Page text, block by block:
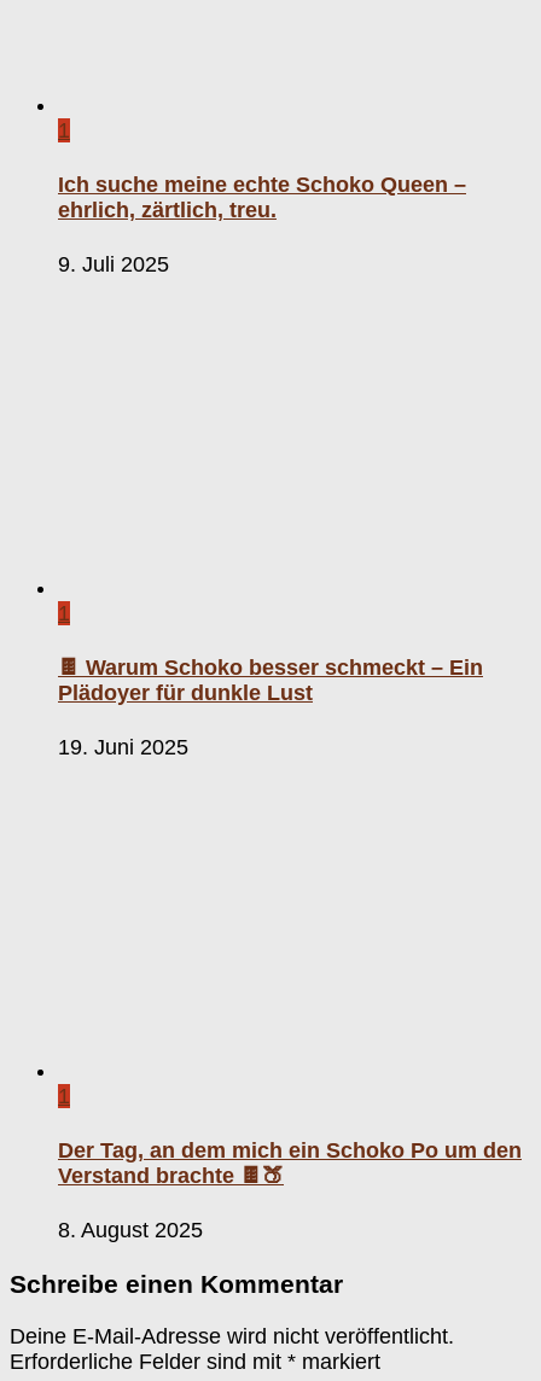
1
Ich suche meine echte Schoko Queen –
ehrlich, zärtlich, treu.
9. Juli 2025
1
🍫 Warum Schoko besser schmeckt – Ein
Plädoyer für dunkle Lust
19. Juni 2025
1
Der Tag, an dem mich ein Schoko Po um den
Verstand brachte 🍫🍑
8. August 2025
Schreibe einen Kommentar
Deine E-Mail-Adresse wird nicht veröffentlicht.
Erforderliche Felder sind mit * markiert